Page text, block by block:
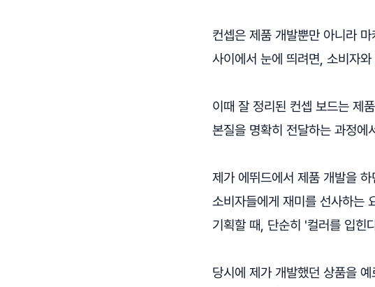
컨셉은 제품 개발뿐만 아니라
사이에서 눈에 띄려면, 소비자
이때 잘 정리된 컨셉 보드는 제
본질을 명확히 전달하는 과정에
제가 에뛰드에서 제품 개발을
소비자들에게 재미를 선사하는
기획할 때, 단순히 '컬러를 입힌
당시에 제가 개발했던 상품을